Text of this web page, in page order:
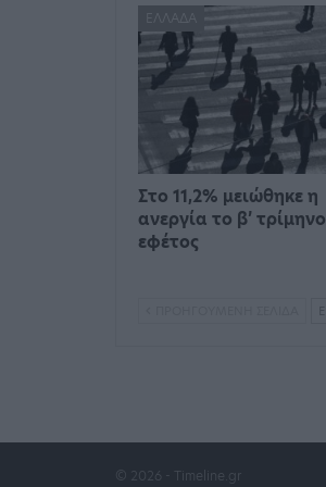
ΕΛΛΆΔΑ
Στο 11,2% μειώθηκε η
ανεργία το β’ τρίμηνο
εφέτος
© 2026 - Timeline.gr